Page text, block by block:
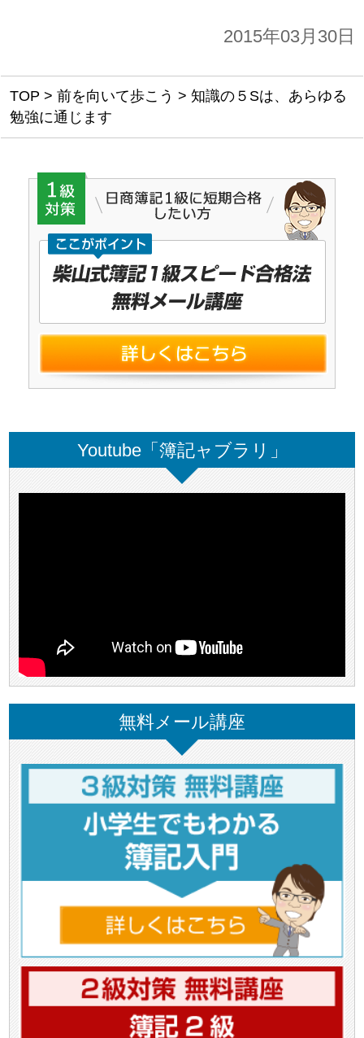
2015年03月30日
TOP > 前を向いて歩こう > 知識の５Sは、あらゆる
勉強に通じます
Youtube「簿記ャブラリ」
無料メール講座